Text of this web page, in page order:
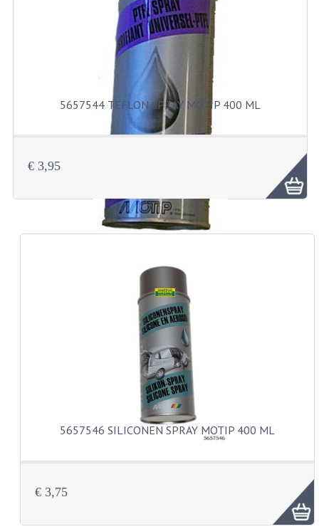
BORGMOEREN
DOPMOEREN
FLENSMOEREN
RINGEN
BORGRINGEN
CARROSSERIERINGEN
CILINDERKOP BOUTEN
LENSKOP BOUTEN
KRUISKOP BOUTEN
ZESKANT BOUTEN
INBUS BOUTEN
OOG BOUTEN
5657544 TEFLON SPRAY MOTIP 400 ML
€ 3,95
5657546 SILICONEN SPRAY MOTIP 400 ML
€ 3,75